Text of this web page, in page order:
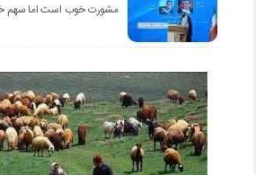
مشورت خوب است اما سهم